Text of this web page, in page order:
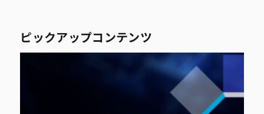
ピックアップコンテンツ